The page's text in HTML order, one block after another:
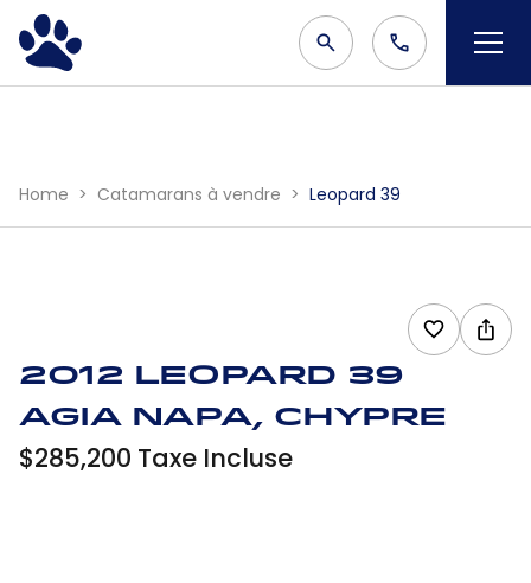
Home Catamarans à vendre Leopard 39
2012 Leopard 39
Agia Napa, Chypre
$285,200 Taxe Incluse